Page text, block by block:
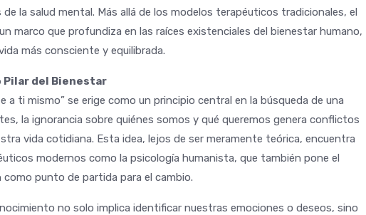
la salud mental. Más allá de los modelos terapéuticos tradicionales, el
marco que profundiza en las raíces existenciales del bienestar humano,
más consciente y equilibrada.
del Bienestar
a ti mismo” se erige como un principio central en la búsqueda de una
la ignorancia sobre quiénes somos y qué queremos genera conflictos
vida cotidiana. Esta idea, lejos de ser meramente teórica, encuentra
modernos como la psicología humanista, que también pone el
punto de partida para el cambio.
no solo implica identificar nuestras emociones o deseos, sino